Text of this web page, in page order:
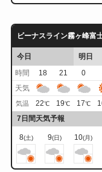
ビーナスライン霧ヶ峰富
今日
明日
時間
18 21 0
天気
気温 22℃ 19℃ 17℃
7日間天気予報
8(土) 9(日) 10(月)